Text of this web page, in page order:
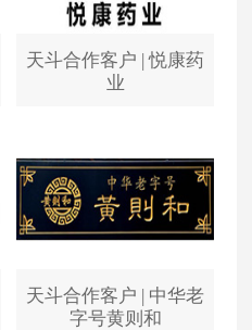
天斗合作客户 | 悦康药
业
天斗合作客户 | 中华老
字号黄则和